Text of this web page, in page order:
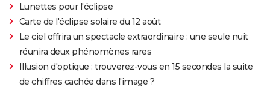
Lunettes pour l'éclipse
Carte de l'éclipse solaire du 12 août
Le ciel offrira un spectacle extraordinaire : une seule nuit
réunira deux phénomènes rares
Illusion d'optique : trouverez-vous en 15 secondes la suite
de chiffres cachée dans l'image ?